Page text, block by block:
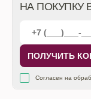
НА ПОКУПКУ
ПОЛУЧИТЬ
Согласен на